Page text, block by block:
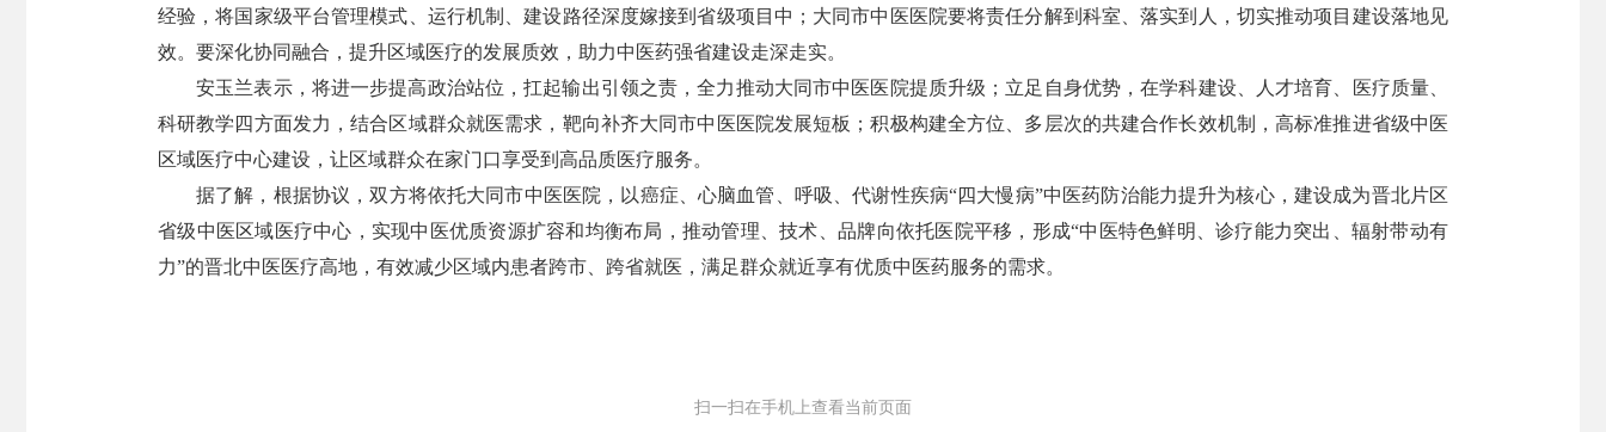
经验，将国家级平台管理模式、运行机制、建设路径深度嫁接到省级项目中；大同市中医医院要将责任分解到科室、落实到人，切实推动项目建设落地见
效。要深化协同融合，提升区域医疗的发展质效，助力中医药强省建设走深走实。
安玉兰表示，将进一步提高政治站位，扛起输出引领之责，全力推动大同市中医医院提质升级；立足自身优势，在学科建设、人才培育、医疗质量、
科研教学四方面发力，结合区域群众就医需求，靶向补齐大同市中医医院发展短板；积极构建全方位、多层次的共建合作长效机制，高标准推进省级中医
区域医疗中心建设，让区域群众在家门口享受到高品质医疗服务。
据了解，根据协议，双方将依托大同市中医医院，以癌症、心脑血管、呼吸、代谢性疾病“四大慢病”中医药防治能力提升为核心，建设成为晋北片区
省级中医区域医疗中心，实现中医优质资源扩容和均衡布局，推动管理、技术、品牌向依托医院平移，形成“中医特色鲜明、诊疗能力突出、辐射带动有
力”的晋北中医医疗高地，有效减少区域内患者跨市、跨省就医，满足群众就近享有优质中医药服务的需求。
扫一扫在手机上查看当前页面